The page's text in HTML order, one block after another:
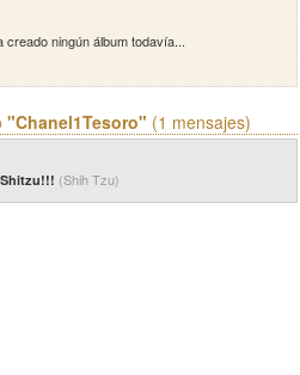
creado ningún álbum todavía...
"Chanel1Tesoro" (1 mensajes)
(Shih Tzu)